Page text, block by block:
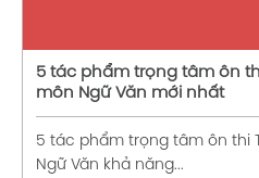
5 tác phẩm trọng tâm ôn
môn Ngữ Văn mới nhất
5 tác phẩm trọng tâm ôn thi
Ngữ Văn khả năng...